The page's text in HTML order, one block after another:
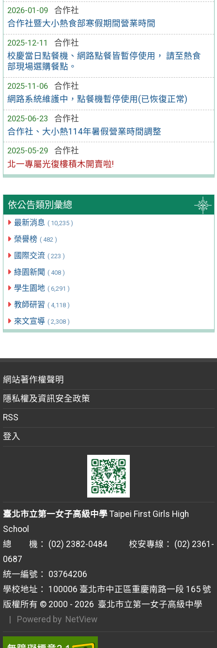
2026-01-09
合作社
合作社暨大小熱食部寒假期間營業時間
2025-12-11
合作社
校慶當日點餐機、網路點餐皆暫停使用， 請至熱食
部現場選購餐點。
2025-11-06
合作社
網路系統維護中，點餐機暫停使用(已恢復正常)
2025-06-23
合作社
合作社、大小熱114年暑假營業時間調整
2025-05-29
合作社
北一專屬光復樓積木開賣啦!
依公告類別彙總
最新消息 ( 10,235 )
榮譽榜 ( 482 )
國際交流 ( 223 )
綠園新聞 ( 408 )
學生園地 ( 6,291 )
教師研習 ( 4,118 )
來文宣導 ( 2,308 )
網站著作權聲明
隱私權及資訊安全政策
RSS
登入
臺北市立第一女子高級中學Taipei First Girls High
School
總 機： (02) 2382-0484 校安專線： (02) 2361-
0687
統一編號： 03764206
學校地址： 100006 臺北市中正區重慶南路一段 165 號
版權所有 © 2000 - 2026 臺北市立第一女子高級中學
| Powered by NetView